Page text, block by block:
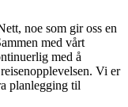
noe som gir oss en
med vårt
med å
Vi er
planlegging til